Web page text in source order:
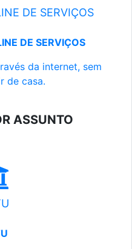
DE SERVIÇOS
DE SERVIÇOS
da internet, sem
de casa.
ASSUNTO